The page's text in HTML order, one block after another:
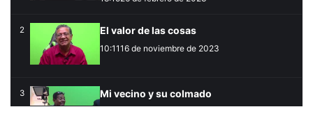
2 El valor de las cosas
10:1116 de noviembre de 2023
3 Mi vecino y su colmado